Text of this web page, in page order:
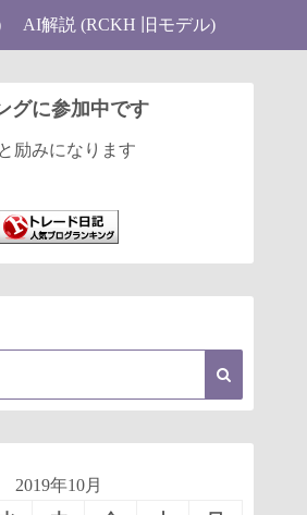
AI解説 (RCKH 旧モデル)
グに参加中です
励みになります
2019年10月